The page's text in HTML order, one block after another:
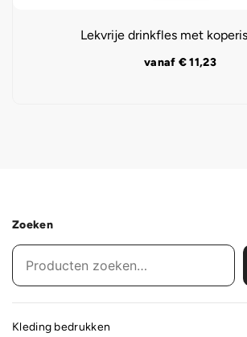
Lekvrije drinkfles met
vanaf €11,23
Zoeken
Kleding bedrukken